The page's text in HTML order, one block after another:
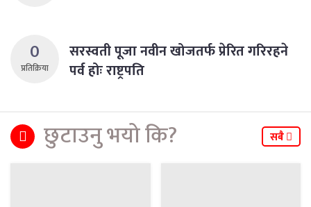
0
प्रतिक्रिया
सरस्वती पूजा नवीन खोजतर्फ प्रेरित गरिरहने
पर्व होः राष्ट्रपति
छुटाउनु भयो कि? सबै